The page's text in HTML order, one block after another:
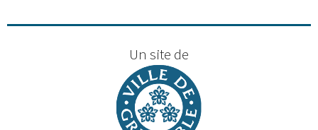
Un site de